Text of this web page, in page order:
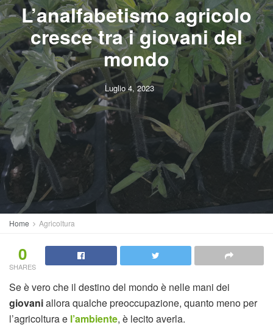
L’analfabetismo agricolo
cresce tra i giovani del
mondo
Luglio 4, 2023
Home Agricoltura
0
SHARES
Se è vero che il destino del mondo è nelle mani dei
giovaniallora qualche preoccupazione, quanto meno per
l’agricoltura e l’ambiente, è lecito averla.